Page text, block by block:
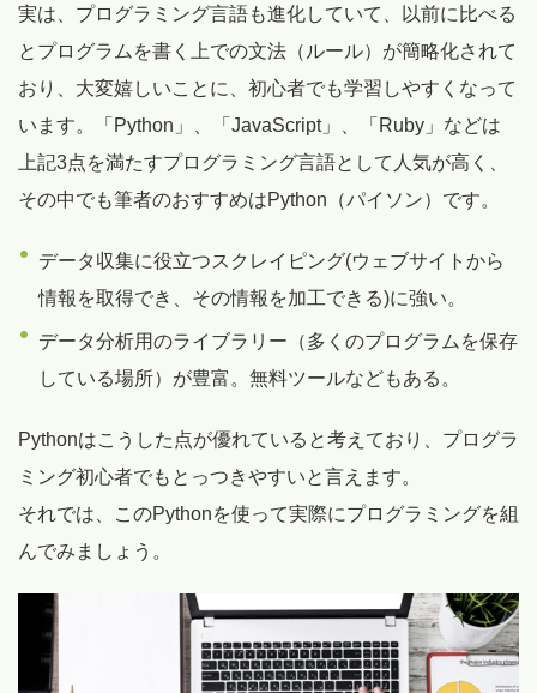
実は、プログラミング言語も進化していて、以前に比べる
とプログラムを書く上での文法（ルール）が簡略化されて
おり、大変嬉しいことに、初心者でも学習しやすくなって
います。「Python」、「JavaScript」、「Ruby」などは
上記3点を満たすプログラミング言語として人気が高く、
その中でも筆者のおすすめはPython（パイソン）です。
データ収集に役立つスクレイピング(ウェブサイトから
情報を取得でき、その情報を加工できる)に強い。
データ分析用のライブラリー（多くのプログラムを保存
している場所）が豊富。無料ツールなどもある。
Pythonはこうした点が優れていると考えており、プログラ
ミング初心者でもとっつきやすいと言えます。
それでは、このPythonを使って実際にプログラミングを組
んでみましょう。